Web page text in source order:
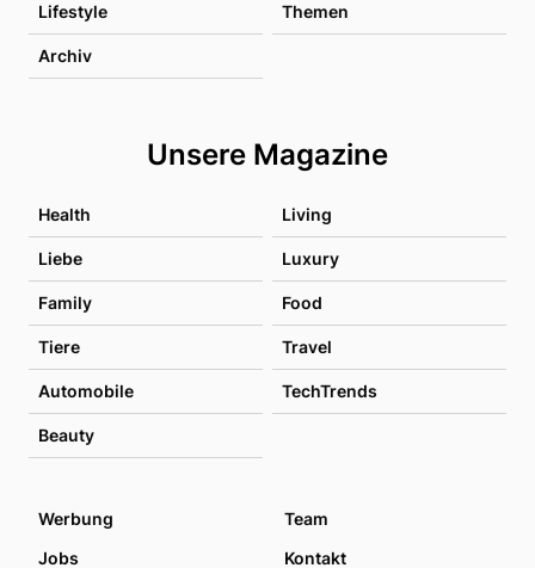
Lifestyle Themen
Archiv
Unsere Magazine
Health Living
Liebe Luxury
Family Food
Tiere Travel
Automobile TechTrends
Beauty
Werbung
Team
Jobs
Kontakt